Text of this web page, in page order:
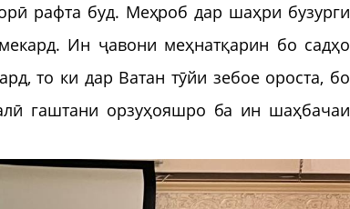
рафта буд. Меҳроб дар шаҳри бузурги
Ин ҷавони меҳнатқарин бо садҳо
то ки дар Ватан тӯйи зебое ороста, бо
гаштани орзуҳояшро ба ин шаҳбачаи